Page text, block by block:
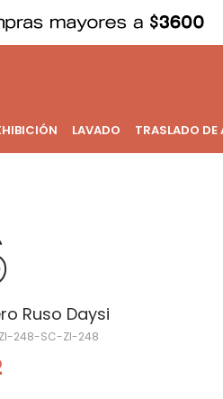
LAVADO TRASLADO DE
Ruso Daysi
248-SC-ZI-248